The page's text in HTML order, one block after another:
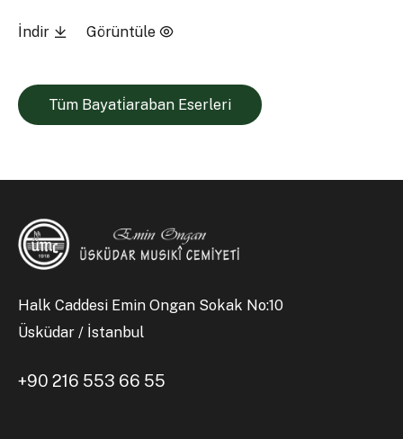
İndir Görüntüle
Tüm Bayati̇araban Eserleri
Halk Caddesi Emin Ongan Sokak No:10
Üsküdar / İstanbul
+90 216 553 66 55